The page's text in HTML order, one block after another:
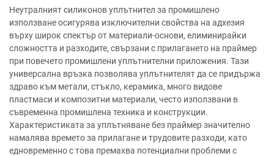
Неутралният силиконов уплътнител за промишлено
използване осигурява изключителни свойства на адхезия
върху широк спектър от материали-основи, елиминирайки
сложността и разходите, свързани с прилагането на праймер
при повечето промишлени уплътнителни приложения. Тази
универсална връзка позволява уплътнителят да се придържа
здраво към метали, стъкло, керамика, много видове
пластмаси и композитни материали, често използвани в
съвременна промишлена техника и конструкции.
Характеристиката за уплътняване без праймер значително
намалява времето за прилагане и трудовите разходи, като
едновременно с това премахва потенциални проблеми с